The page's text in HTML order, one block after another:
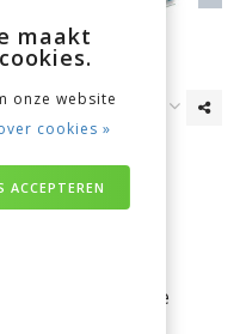
je aankoop!
met een luxe
maakt
onze website
cookies »
ACCEPTEREN